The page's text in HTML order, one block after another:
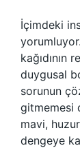
İçimdeki
kağıdının
duygusal
sorunun
gitmemesi
mavi,
dengeye